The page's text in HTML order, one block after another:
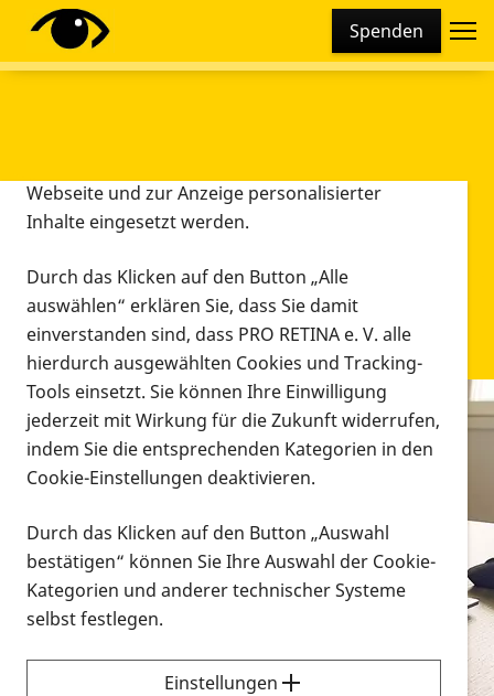
Spenden
Infomaterial
Infomaterial
Vorlesen
Alle Infomaterialien in verschiedenen
Formaten an einem Ort
Sie möchten wissen, wie Sie nach Infonmaterial
suchen und dieses bestellen bzw. herunterladen
Diese Webseite setzt verschiedene Cookies und
Tracking-Tools ein. Dies beinhaltet Cookies und
Webseite und zur Anzeige personalisierter
Inhalte eingesetzt werden.
Durch das Klicken auf den Button „Alle
auswählen“ erklären Sie, dass Sie damit
einverstanden sind, dass PRO RETINA e. V. alle
hierdurch ausgewählten Cookies und Tracking-
Tools einsetzt. Sie können Ihre Einwilligung
jederzeit mit Wirkung für die Zukunft widerrufen,
indem Sie die entsprechenden Kategorien in den
Cookie-Einstellungen deaktivieren.
Durch das Klicken auf den Button „Auswahl
bestätigen“ können Sie Ihre Auswahl der Cookie-
Kategorien und anderer technischer Systeme
selbst festlegen.
Einstellungen